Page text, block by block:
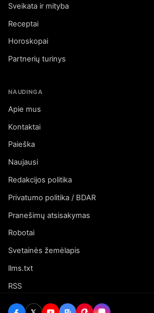
Sveikata ir mityba
Receptai
Horoskopai
Partnerių turinys
NAUDINGA
Apie mus
Kontaktai
Paieška
Naujausi
Redakcijos politika
Privatumo politika / BDAR
Pranešimų atsisakymas
Robotai
Svetainės žemėlapis
llms.txt
RSS